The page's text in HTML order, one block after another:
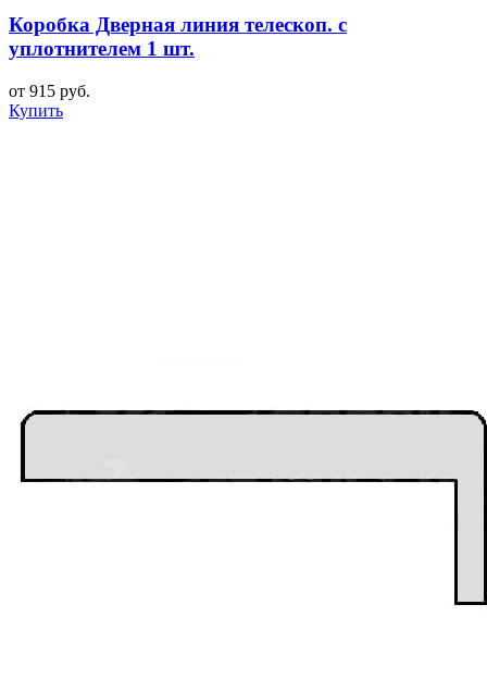
Коробка Дверная линия телескоп. с
уплотнителем 1 шт.
от 915 руб.
Купить